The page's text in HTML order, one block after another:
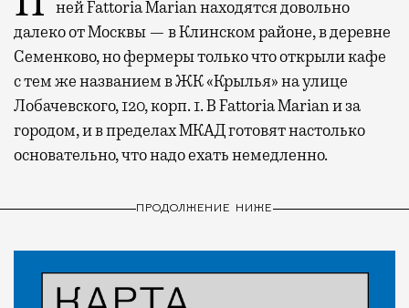
ней Fattoria Marian находятся довольно
далеко от Москвы — в Клинском районе, в деревне
Семенково, но фермеры только что открыли кафе
с тем же названием в ЖК «Крылья» на улице
Лобачевского, 120, корп. 1. В Fattoria Marian и за
городом, и в пределах МКАД готовят настолько
основательно, что надо ехать немедленно.
ПРОДОЛЖЕНИЕ НИЖЕ